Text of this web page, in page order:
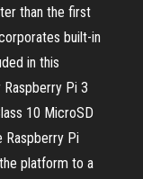
than the first
built-in
in this
Pi 3
10 MicroSD
Raspberry Pi
platform to a